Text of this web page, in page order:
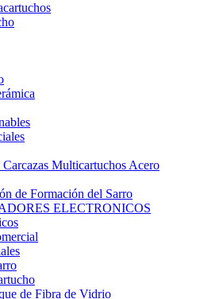
Multicartuchos Acero
de Formación del Sarro
ELECTRONICOS
de Fibra de Vidrio